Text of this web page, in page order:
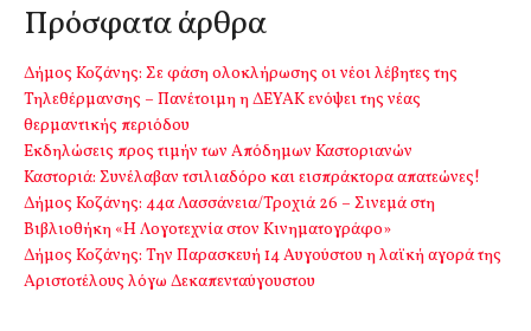
Πρόσφατα άρθρα
Δήμος Κοζάνης: Σε φάση ολοκλήρωσης οι νέοι λέβητες της
Τηλεθέρμανσης – Πανέτοιμη η ΔΕΥΑΚ ενόψει της νέας
θερμαντικής περιόδου
Εκδηλώσεις προς τιμήν των Απόδημων Καστοριανών
Καστοριά: Συνέλαβαν τσιλιαδόρο και εισπράκτορα απατεώνες!
Δήμος Κοζάνης: 44α Λασσάνεια/Τροχιά 26 – Σινεμά στη
Βιβλιοθήκη «Η Λογοτεχνία στον Κινηματογράφο»
Δήμος Κοζάνης: Την Παρασκευή 14 Αυγούστου η λαϊκή αγορά της
Αριστοτέλους λόγω Δεκαπενταύγουστου